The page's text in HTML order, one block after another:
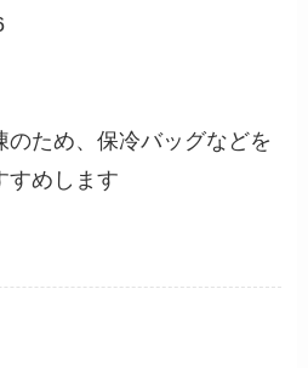
ため、保冷バッグなどを
すめします